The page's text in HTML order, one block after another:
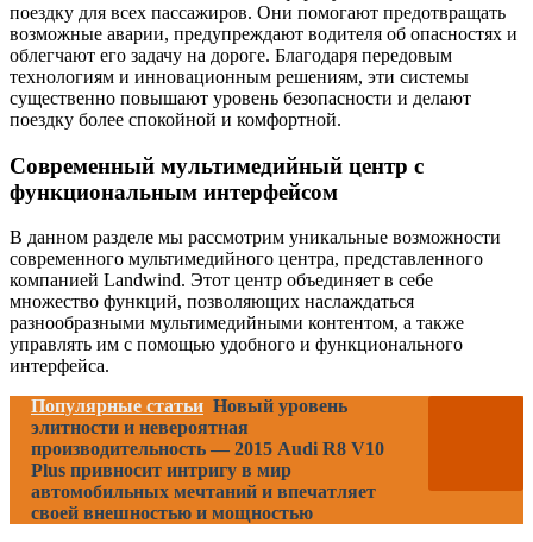
поездку для всех пассажиров. Они помогают предотвращать
возможные аварии, предупреждают водителя об опасностях и
облегчают его задачу на дороге. Благодаря передовым
технологиям и инновационным решениям, эти системы
существенно повышают уровень безопасности и делают
поездку более спокойной и комфортной.
Современный мультимедийный центр с
функциональным интерфейсом
В данном разделе мы рассмотрим уникальные возможности
современного мультимедийного центра, представленного
компанией Landwind. Этот центр объединяет в себе
множество функций, позволяющих наслаждаться
разнообразными мультимедийными контентом, а также
управлять им с помощью удобного и функционального
интерфейса.
Популярные статьи Новый уровень
элитности и невероятная
производительность — 2015 Audi R8 V10
Plus привносит интригу в мир
автомобильных мечтаний и впечатляет
своей внешностью и мощностью